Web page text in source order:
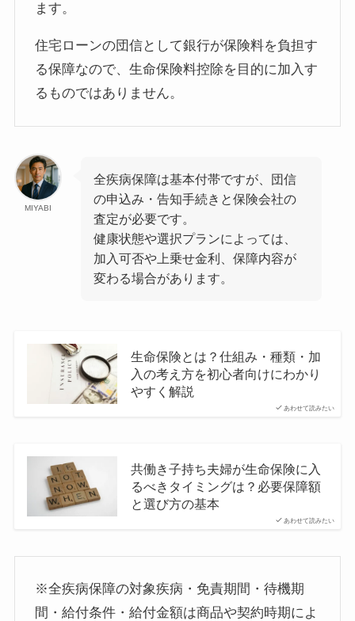
ます。
住宅ローンの団信として銀行が保険料を負担す
る保障なので、生命保険料控除を目的に加入す
るものではありません。
MIYABI
全疾病保障は基本付帯ですが、団信
の申込み・告知手続きと保険会社の
査定が必要です。
健康状態や選択プランによっては、
加入可否や上乗せ金利、保障内容が
変わる場合があります。
あわせて読みたい
生命保険とは？仕組み・種類・加
入の考え方を初心者向けにわかり
やすく解説
あわせて読みたい
共働き子持ち夫婦が生命保険に入
るべきタイミングは？必要保障額
と選び方の基本
※全疾病保障の対象疾病・免責期間・待機期
間・給付条件・給付金額は商品や契約時期によ